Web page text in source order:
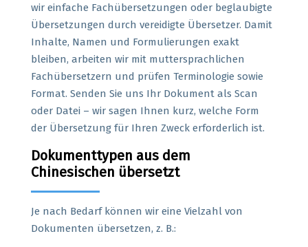
wir einfache Fachübersetzungen oder beglaubigte
Übersetzungen durch vereidigte Übersetzer. Damit
Inhalte, Namen und Formulierungen exakt
bleiben, arbeiten wir mit muttersprachlichen
Fachübersetzern und prüfen Terminologie sowie
Format. Senden Sie uns Ihr Dokument als Scan
oder Datei – wir sagen Ihnen kurz, welche Form
der Übersetzung für Ihren Zweck erforderlich ist.
Dokumenttypen aus dem
Chinesischen übersetzt
Je nach Bedarf können wir eine Vielzahl von
Dokumenten übersetzen, z. B.: